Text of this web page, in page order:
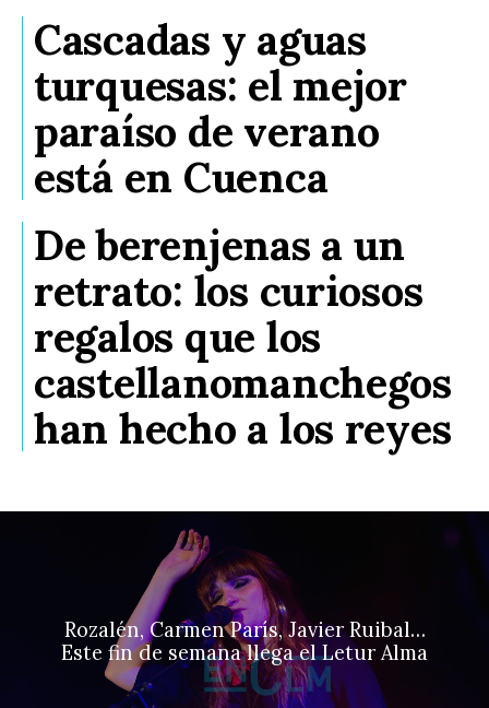
Cascadas y aguas
turquesas: el mejor
paraíso de verano
está en Cuenca
De berenjenas a un
retrato: los curiosos
regalos que los
castellanomanchegos
han hecho a los reyes
Rozalén, Carmen París, Javier Ruibal…
Este fin de semana llega el Letur Alma